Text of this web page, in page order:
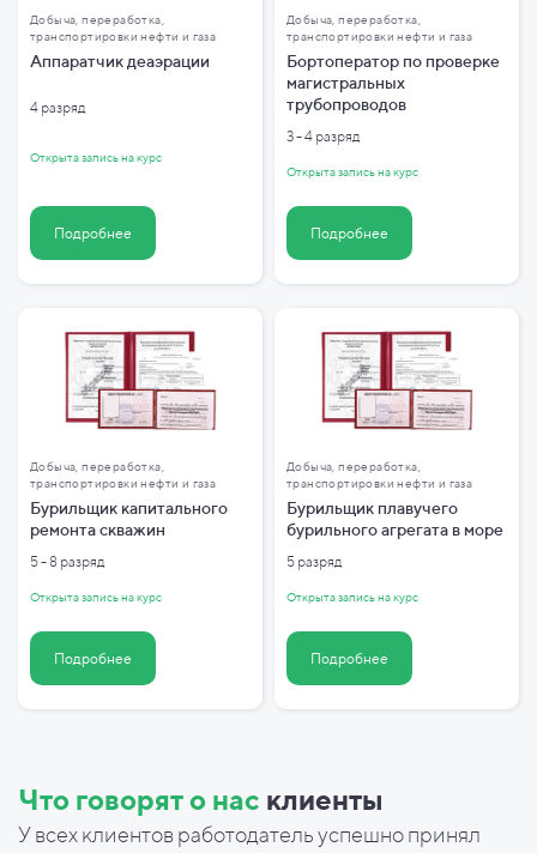
Добыча, переработка,
транспортировки нефти и газа
Аппаратчик деаэрации
4 разряд
Открыта запись на курс
Подробнее
Добыча, переработка,
транспортировки нефти и газа
Бортоператор по проверке
магистральных
трубопроводов
3 - 4 разряд
Открыта запись на курс
Подробнее
Добыча, переработка,
транспортировки нефти и газа
Бурильщик капитального
ремонта скважин
5 - 8 разряд
Открыта запись на курс
Подробнее
Добыча, переработка,
транспортировки нефти и газа
Бурильщик плавучего
бурильного агрегата в море
5 разряд
Открыта запись на курс
Подробнее
Что говорят о нас клиенты
У всех клиентов работодатель успешно принял